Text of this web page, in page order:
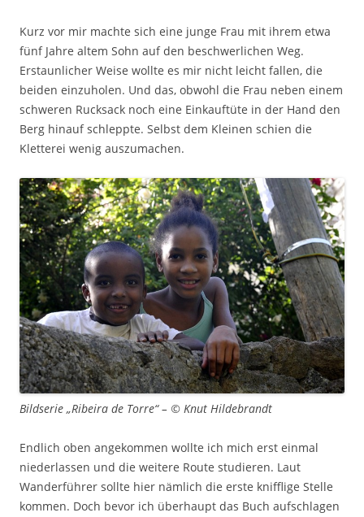
Kurz vor mir machte sich eine junge Frau mit ihrem etwa
fünf Jahre altem Sohn auf den beschwerlichen Weg.
Erstaunlicher Weise wollte es mir nicht leicht fallen, die
beiden einzuholen. Und das, obwohl die Frau neben einem
schweren Rucksack noch eine Einkauftüte in der Hand den
Berg hinauf schleppte. Selbst dem Kleinen schien die
Kletterei wenig auszumachen.
Bildserie „Ribeira de Torre“ – © Knut Hildebrandt
Endlich oben angekommen wollte ich mich erst einmal
niederlassen und die weitere Route studieren. Laut
Wanderführer sollte hier nämlich die erste knifflige Stelle
kommen. Doch bevor ich überhaupt das Buch aufschlagen